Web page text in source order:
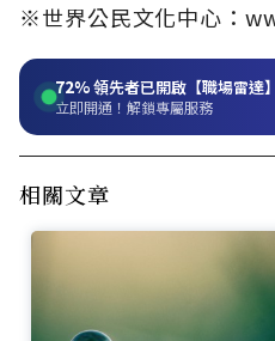
※世界公民文化中心：
72%領先者已開啟【職場雷達】
立即開通！解鎖專屬服務
相關文章